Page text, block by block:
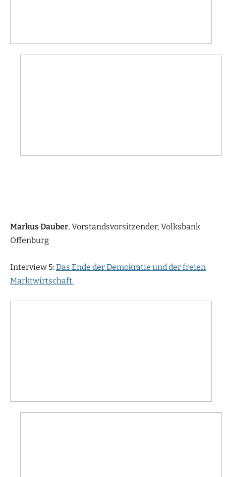
Markus Dauber, Vorstandsvorsitzender, Volksbank
Offenburg
Interview 5:Das Ende der Demokratie und der freien
Marktwirtschaft.